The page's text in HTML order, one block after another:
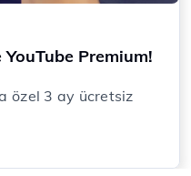
Premium!
özel 3 ay ücretsiz